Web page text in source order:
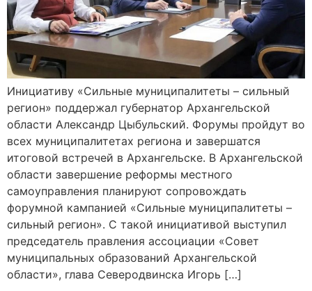
Инициативу «Сильные муниципалитеты – сильный
регион» поддержал губернатор Архангельской
области Александр Цыбульский. Форумы пройдут во
всех муниципалитетах региона и завершатся
итоговой встречей в Архангельске. В Архангельской
области завершение реформы местного
самоуправления планируют сопровождать
форумной кампанией «Сильные муниципалитеты –
сильный регион». С такой инициативой выступил
председатель правления ассоциации «Совет
муниципальных образований Архангельской
области», глава Северодвинска Игорь […]